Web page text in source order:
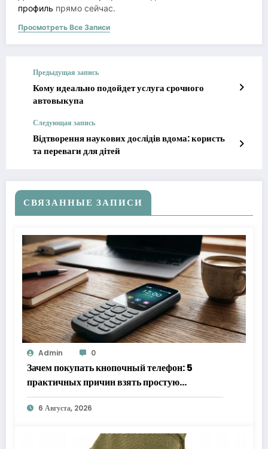
профиль прямо сейчас.
Просмотреть Все Записи
Предыдущая запись
Кому идеально подойдет услуга срочного
автовыкупа
Следующая запись
Відтворення наукових дослідів вдома: користь
та переваги для дітей
СВЯЗАННЫЕ ЗАПИСИ
Admin 0
Зачем покупать кнопочный телефон: 5
практичных причин взять простую
«звонилку»
6 Августа, 2026